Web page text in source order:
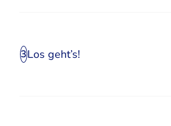
3Los geht’s!